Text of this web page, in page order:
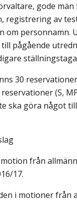
gode
registrering av
om personnamn.
pågående
30 reservationer
reservationer (S,
ska göra något
från
17.
i motioner från